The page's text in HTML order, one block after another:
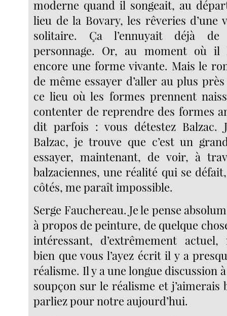
moderne quand il songeait, au
lieu de la Bovary, les rêveries d’une
solitaire. Ça l’ennuyait déjà
personnage. Or, au moment où il
encore une forme vivante. Mais le
de même essayer d’aller au plus
ce lieu où les formes prennent
contenter de reprendre des formes
dit parfois : vous détestez Balzac.
Balzac, je trouve que c’est un
essayer, maintenant, de voir, à
balzaciennes, une réalité qui se
côtés, me paraît impossible.
Serge Fauchereau. Je le pense
à propos de peinture, de quelque
intéressant, d’extrêmement
bien que vous l’ayez écrit il y a
réalisme. Il y a une longue discussion
soupçon sur le réalisme et j’aimerais
parliez pour notre aujourd’hui.